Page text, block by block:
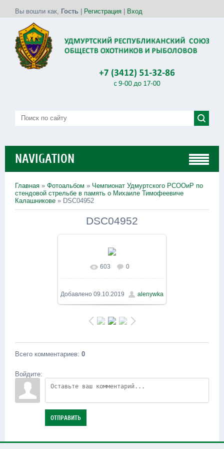
Вы вошли как, Гость Регистрация Вход
NAVIGATION
Главная » Фотоальбом » Чемпионат Удмуртского РСООиР по
стендовой стрельбе в память о Михаиле Тимофеевиче
Калашникове » DSC04952
DSC04952
В реальном размере
/ 130.8Kb
603 0
Добавлено 09.10.2019 alenywka
Всего комментариев: 0
Войдите:
ОТПРАВИТЬ